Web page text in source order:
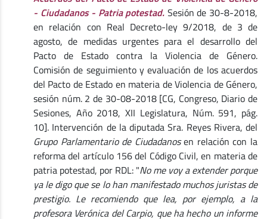
- Ciudadanos - Patria potestad. Sesión de 30-8-2018,
en relación con Real Decreto-ley 9/2018, de 3 de
agosto, de medidas urgentes para el desarrollo del
Pacto de Estado contra la Violencia de Género.
Comisión de seguimiento y evaluación de los acuerdos
del Pacto de Estado en materia de Violencia de Género,
sesión núm. 2 de 30-08-2018 [CG, Congreso, Diario de
Sesiones, Año 2018, XII Legislatura, Núm. 591, pág.
10]. Intervención de la diputada Sra. Reyes Rivera, del
Grupo Parlamentario de Ciudadanosen relación con la
reforma del artículo 156 del Código Civil, en materia de
patria potestad, por RDL: "No me voy a extender porque
ya le digo que se lo han manifestado muchos juristas de
prestigio. Le recomiendo que lea, por ejemplo, a la
profesora Verónica del Carpio, que ha hecho un informe